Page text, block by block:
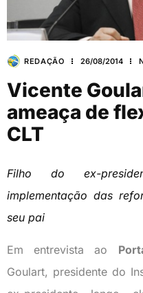
REDAÇÃO 26/08/2014
Vicente
ameaça de
CLT
Filho do ex-
implementação das
seu pai
Em entrevista ao
Goulart, presidente do